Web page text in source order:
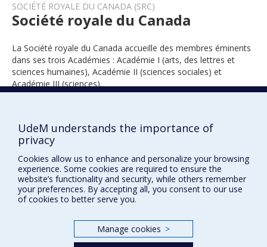
SOCIÉTÉ ROYALE DU CANADA (SRC)
Société royale du Canada
La Société royale du Canada accueille des membres éminents
dans ses trois Académies : Académie I (arts, des lettres et
sciences humaines), Académie II (sciences sociales) et
Académie III (sciences).
1989
Prix et distinctions
Accessibilité
UdeM understands the importance of
privacy
Cookies allow us to enhance and personalize your browsing
experience. Some cookies are required to ensure the
website’s functionality and security, while others remember
your preferences. By accepting all, you consent to our use
of cookies to better serve you.
Manage cookies >